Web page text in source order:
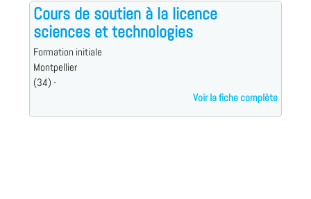
Cours de soutien à la licence
sciences et technologies
Formation initiale
Montpellier
(34) -
Voir la fiche complète